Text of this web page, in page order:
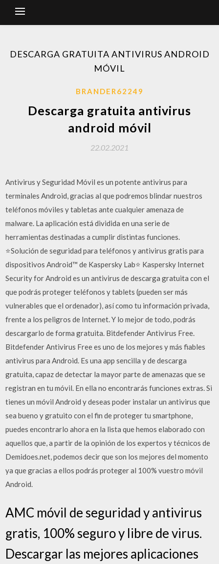
DESCARGA GRATUITA ANTIVIRUS ANDROID
MÓVIL
BRANDER62249
Descarga gratuita antivirus
android móvil
22.02.2021
Antivirus y Seguridad Móvil es un potente antivirus para
terminales Android, gracias al que podremos blindar nuestros
teléfonos móviles y tabletas ante cualquier amenaza de
malware. La aplicación está dividida en una serie de
herramientas destinadas a cumplir distintas funciones.
⭐Solución de seguridad para teléfonos y antivirus gratis para
dispositivos Android™ de Kaspersky Lab⭐ Kaspersky Internet
Security for Android es un antivirus de descarga gratuita con el
que podrás proteger teléfonos y tablets (pueden ser más
vulnerables que el ordenador), así como tu información privada,
frente a los peligros de Internet. Y lo mejor de todo, podrás
descargarlo de forma gratuita. Bitdefender Antivirus Free.
Bitdefender Antivirus Free es uno de los mejores y más fiables
antivirus para Android. Es una app sencilla y de descarga
gratuita, capaz de detectar la mayor parte de amenazas que se
registran en tu móvil. En ella no encontrarás funciones extras. Si
tienes un móvil Android y deseas poder instalar un antivirus que
sea bueno y gratuito con el fin de proteger tu smartphone,
puedes encontrarlo ahora en la lista que hemos elaborado con
aquellos que, a partir de la opinión de los expertos y técnicos de
Demidoes.net, podemos decir que son los mejores del momento
ya que gracias a ellos podrás proteger al 100% vuestro móvil
Android.
AMC móvil de seguridad y antivirus
gratis, 100% seguro y libre de virus.
Descargar las mejores aplicaciones